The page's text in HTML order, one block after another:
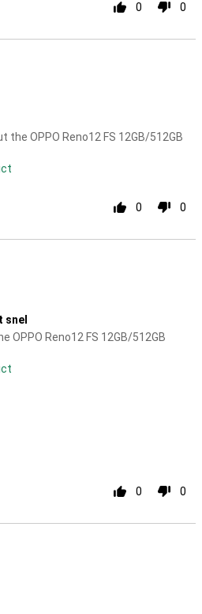
0 0
OPPO Reno12 FS 12GB/512GB
0 0
snel
OPPO Reno12 FS 12GB/512GB
0 0